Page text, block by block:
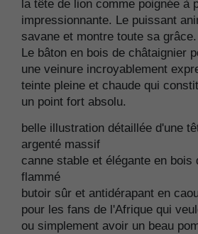
la tête de lion comme poignée à
impressionnante. Le puissant
savane et montre toute sa grâce.
Le bâton en bois de châtaignier
une veinure incroyablement
teinte pleine et chaude qui
un point fort absolu.
belle illustration détaillée d'une
argenté massif
canne stable et élégante en bois
flammé
butoir sûr et antidérapant en
pour les fans de l'Afrique qui
ou simplement avoir un beau